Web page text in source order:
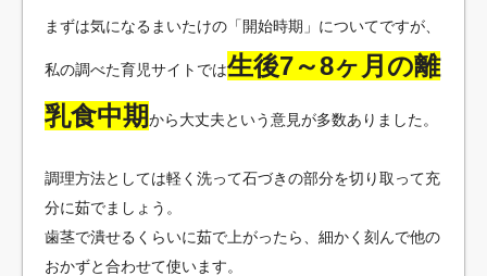
まずは気になるまいたけの「開始時期」についてですが、
私の調べた育児サイトでは生後7～8ヶ月の離
乳食中期から大丈夫という意見が多数ありました。
調理方法としては軽く洗って石づきの部分を切り取って充
分に茹でましょう。
歯茎で潰せるくらいに茹で上がったら、細かく刻んで他の
おかずと合わせて使います。